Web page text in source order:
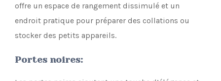
offre un espace de rangement dissimulé et un
endroit pratique pour préparer des collations ou
stocker des petits appareils.
Portes noires: